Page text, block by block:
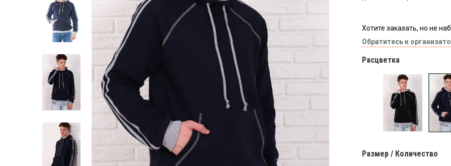
Хотите заказать, но не
Обратитесь к
Расцветка
Размер / Количество